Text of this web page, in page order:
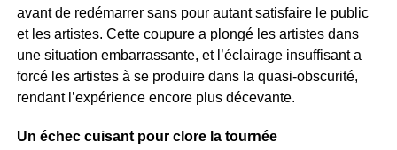
avant de redémarrer sans pour autant satisfaire le public
et les artistes. Cette coupure a plongé les artistes dans
une situation embarrassante, et l’éclairage insuffisant a
forcé les artistes à se produire dans la quasi-obscurité,
rendant l’expérience encore plus décevante.
Un échec cuisant pour clore la tournée